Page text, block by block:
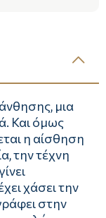
μια
Και όμως
η αίσθηση
την τέχνη
χάσει την
στην